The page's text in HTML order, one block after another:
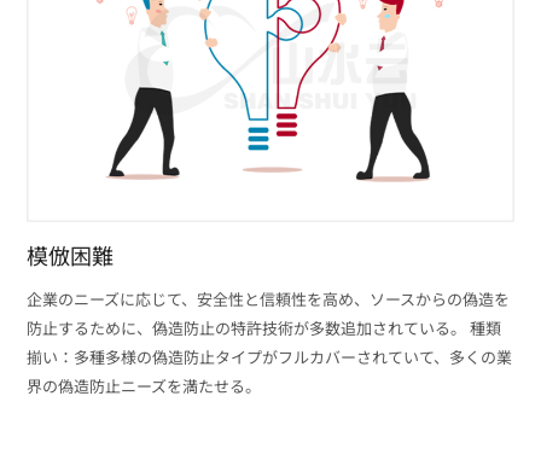
模倣困難
企業のニーズに応じて、安全性と信頼性を高め、ソースからの偽造を
防止するために、偽造防止の特許技術が多数追加されている。 種類
揃い：多種多様の偽造防止タイプがフルカバーされていて、多くの業
界の偽造防止ニーズを満たせる。